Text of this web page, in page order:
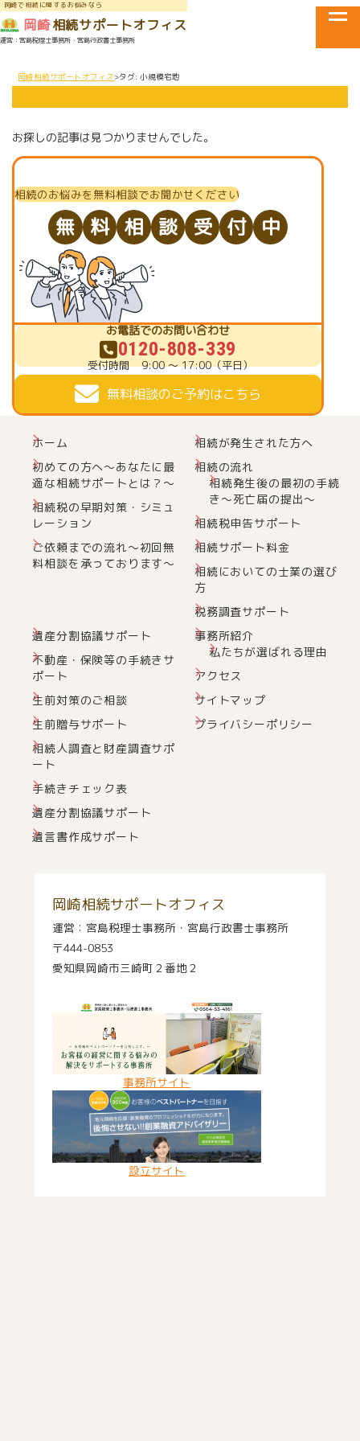
岡崎で相続に関するお悩みなら
岡崎相続サポートオフィス
運営：宮島税理士事務所・宮島行政書士事務所
岡崎相続サポートオフィス タグ:小規模宅地
お探しの記事は見つかりませんでした。
相続のお悩みを無料相談でお聞かせください
無 料 相 談 受 付 中
お電話でのお問い合わせ
0120-808-339
受付時間 9:00 ～ 17:00（平日）
無料相談のご予約はこちら
ホーム
初めての方へ～あなたに最
適な相続サポートとは？～
相続税の早期対策・シミュ
レーション
ご依頼までの流れ～初回無
料相談を承っております～
相続が発生された方へ
相続の流れ
相続発生後の最初の手続
き～死亡届の提出～
相続税申告サポート
相続サポート料金
相続においての士業の選び
方
税務調査サポート
遺産分割協議サポート
不動産・保険等の手続きサ
ポート
生前対策のご相談
生前贈与サポート
相続人調査と財産調査サポ
ート
手続きチェック表
遺産分割協議サポート
遺言書作成サポート
事務所紹介
私たちが選ばれる理由
アクセス
サイトマップ
プライバシーポリシー
岡崎相続サポートオフィス
運営：宮島税理士事務所・宮島行政書士事務所
〒444-0853
愛知県岡崎市三崎町２番地２
事務所サイト
設立サイト